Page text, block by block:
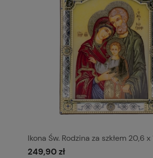
Ikona Św. Rodzina za szkłem 20,6 x
249,90 zł